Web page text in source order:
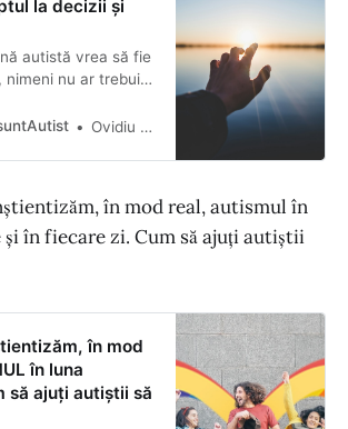
la decizii și
autistă vrea să fie
nimeni nu ar trebui
autistă vrea să fie
la urmă, cu toții ne
Ovidiu Platon
în mod real, autismul în
în fiecare zi. Cum să ajuți autiștii
în mod
în luna
să ajuți autiștii să